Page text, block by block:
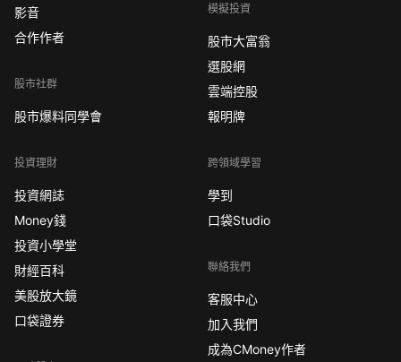
影音
合作作者
股市社群
股市爆料同學會
投資理財
投資網誌
Money錢
投資小學堂
財經百科
美股放大鏡
口袋證券
模擬投資
股市大富翁
選股網
雲端控股
報明牌
跨領域學習
學到
口袋Studio
聯絡我們
客服中心
加入我們
成為CMoney作者